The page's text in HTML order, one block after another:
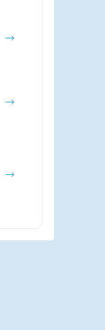
→
→
→